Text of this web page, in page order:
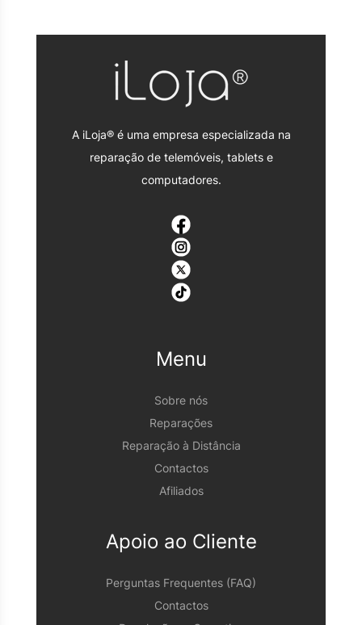
A iLoja® é uma empresa especializada na
reparação de telemóveis, tablets e
computadores.
Menu
Sobre nós
Reparações
Reparação à Distância
Contactos
Afiliados
Apoio ao Cliente
Perguntas Frequentes (FAQ)
Contactos